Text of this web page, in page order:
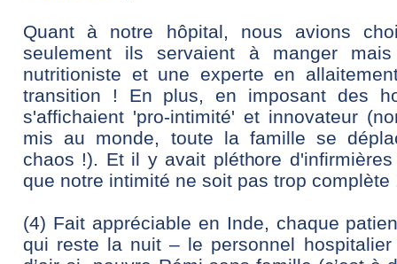
Quant à notre hôpital, nous avions
seulement ils servaient à manger
nutritioniste et une experte en
transition ! En plus, en imposant des
s'affichaient 'pro-intimité' et innovateur (
mis au monde, toute la famille se
chaos !). Et il y avait pléthore
que notre intimité ne soit pas trop complète
(4) Fait appréciable en Inde, chaque
qui reste la nuit – le personnel hospitalier